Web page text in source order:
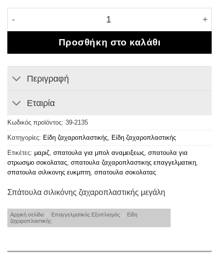
Προσθήκη στο καλάθι
Περιγραφή
Εταιρία
Κωδικός προϊόντος: 39-2135
Κατηγορίες: Είδη ζαχαροπλαστικής, Είδη ζαχαροπλαστικής
Ετικέτες: μαριζ, σπατουλα για μπολ αναμειξεως, σπατουλα για
στρωσιμο σοκολατας, σπατουλα ζαχαροπλαστικης επαγγελματικη,
σπατουλα σιλικονης ευκμπτη, σπατουλα σοκολατας
Σπάτουλα σιλικόνης ζαχαροπλαστικής μεγάλη
Αρχική σελίδα Επαγγελματικός Εξοπλισμός
Είδη
ζαχαροπλαστικής